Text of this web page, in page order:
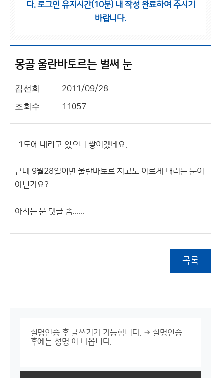
다. 로그인 유지시간(10분) 내 작성 완료하여 주시기
바랍니다.
몽골 울란바토르는 벌써 눈
김선희 2011/09/28
조회수 11057
-1도에 내리고 있으니 쌓이겠네요.
근데 9월28일이면 울란바토르 치고도 이르게 내리는 눈이
아닌가요?
아시는 분 댓글 좀......
목록